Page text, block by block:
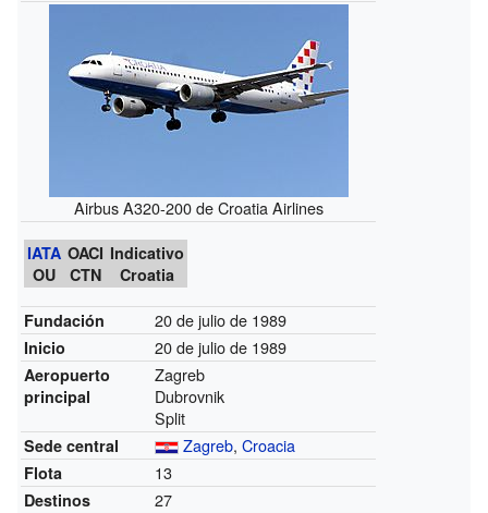
Airbus A320-200 de Croatia Airlines
IATA
OU
OACI
CTN
Indicativo
Croatia
Fundación 20 de julio de 1989
Inicio 20 de julio de 1989
Aeropuerto
principal
Zagreb
Dubrovnik
Split
Sede central Zagreb,Croacia
Flota 13
Destinos 27